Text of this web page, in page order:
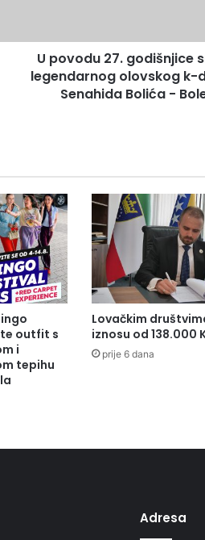
U povodu 27. godišnjice
legendarnog olovskog k-
Senahida Bolića -
outfit s
i
tepihu
Lovačkim
iznosu od 138.000
prije 6 dana
Adresa